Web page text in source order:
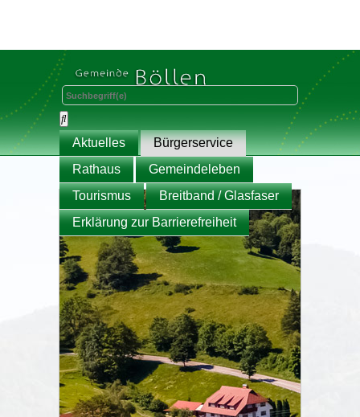
Aktuelles
Bürgerservice
Rathaus
Gemeindeleben
Tourismus
Breitband / Glasfaser
Erklärung zur Barrierefreiheit